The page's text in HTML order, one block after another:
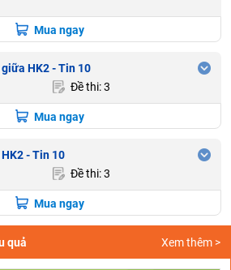
Mua ngay
HK2 - Tin 10
Đề thi: 3
Mua ngay
- Tin 10
Đề thi: 3
Mua ngay
quả Xem thêm >